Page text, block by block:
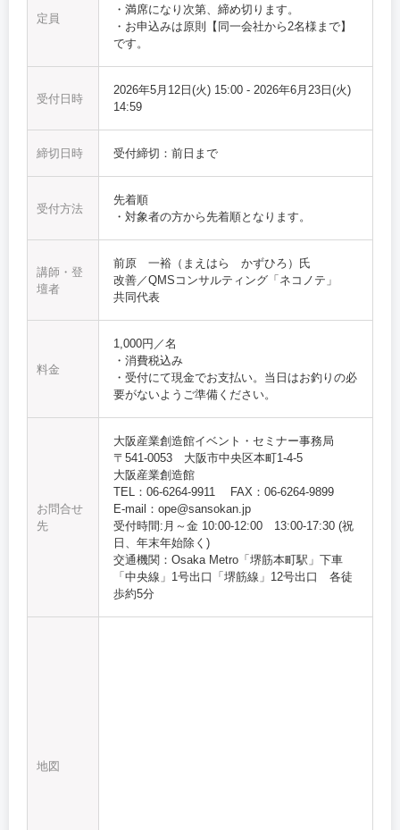
定員
・満席になり次第、締め切ります。
・お申込みは原則【同一会社から2名様まで】
です。
受付日時
2026年5月12日(火) 15:00 - 2026年6月23日(火)
14:59
締切日時 受付締切：前日まで
受付方法
先着順
・対象者の方から先着順となります。
講師・登
壇者
前原 一裕（まえはら かずひろ）氏
改善／QMSコンサルティング「ネコノテ」
共同代表
料金
1,000円／名
・消費税込み
・受付にて現金でお支払い。当日はお釣りの必
要がないようご準備ください。
お問合せ
先
大阪産業創造館イベント・セミナー事務局
〒541-0053 大阪市中央区本町1-4-5
大阪産業創造館
TEL：06-6264-9911 FAX：06-6264-9899
E-mail：ope@sansokan.jp
受付時間:月～金 10:00‐12:00 13:00-17:30 (祝
日、年末年始除く)
交通機関：Osaka Metro「堺筋本町駅」下車
「中央線」1号出口「堺筋線」12号出口 各徒
歩約5分
地図